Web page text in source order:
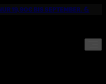
19,90€ BIS SEPTEMBER. 💪